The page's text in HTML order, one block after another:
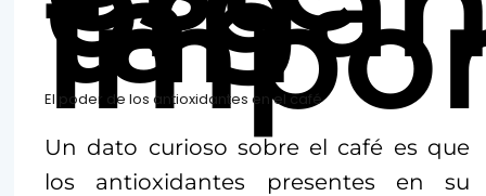
El poder de los antioxidantes en el café
Un dato curioso sobre el café es que
los antioxidantes presentes en su